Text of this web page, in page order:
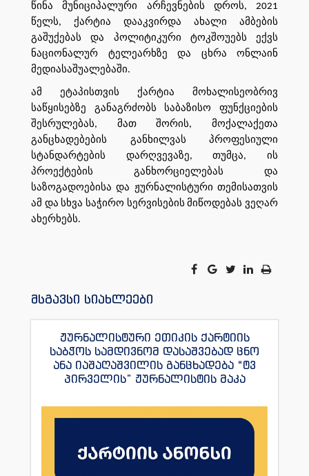
წინა მუნიციპალური არჩევნების დროს, 2021
წელს, ქარტია დააკვირდა ახალი ამბების
გაშუქებას და პოლიტიკური ტოკშოუებს ექვს
ნაციონალურ ტელეარხზე და ცხრა ონლაინ
მედიასაშუალებაში.
ამ ეტაპისთვის ქარტია მოხალისეობრივ
საწყისებზე განაგრძობს საბაზისო ფუნქციების
შესრულებას, მათ შორის, მოქალაქეთა
განცხადებების განხილვას პროფესიული
სტანდარტების დარღვევაზე, თუმცა, ის
პროექტების განხორციელებას და
საზოგადოებისა და ჟურნალისტური თემისათვის
ამ და სხვა საჭირო სერვისების მიწოდებას ვეღარ
ახერხებს.
მსგავსი სიახლეები
ჟურნალისტური ეთიკის ქარტიის
საბჭოს სამდივნომ დასაშვებად ცნო
ანა იაშაღაშვილის განცხადება “ტვ
პირველის” ჟურნალისტის მაკა